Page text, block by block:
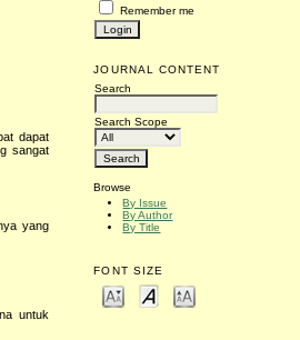
Remember me
JOURNAL CONTENT
Search
Search Scope
Browse
By Issue
By Author
By Title
FONT SIZE
dapat
sangat
yang
untuk